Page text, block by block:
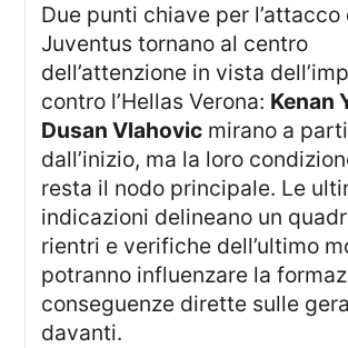
Due punti chiave per l’attacco della
Juventus tornano al centro
dell’attenzione in vista
contro l’Hellas Verona: Kenan
Dusan Vlahovic mirano a
dall’inizio, ma la loro
resta il nodo principale. Le
indicazioni delineano un
rientri e verifiche dell’ultimo
potranno influenzare la
conseguenze dirette sulle
davanti.